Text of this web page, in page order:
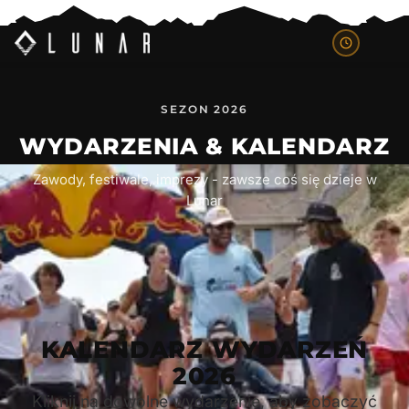
SEZON 2026
WYDARZENIA & KALENDARZ
Zawody, festiwale, imprezy - zawsze coś się dzieje w
Lunar
KALENDARZ WYDARZEŃ
2026
Kliknij na dowolne wydarzenie, aby zobaczyć